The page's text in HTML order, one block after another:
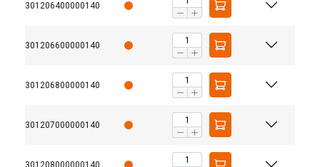
301206400000140
301206600000140
301206800000140
301207000000140
301208000000140